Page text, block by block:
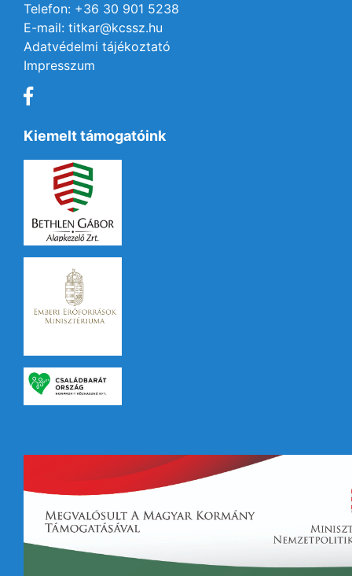
Telefon: +36 30 901 5238
E-mail: titkar@kcssz.hu
Adatvédelmi tájékoztató
Impresszum
Kiemelt támogatóink